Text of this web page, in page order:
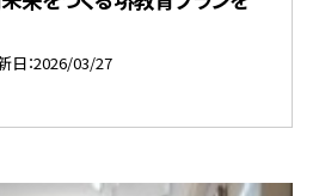
日 2026/03/27